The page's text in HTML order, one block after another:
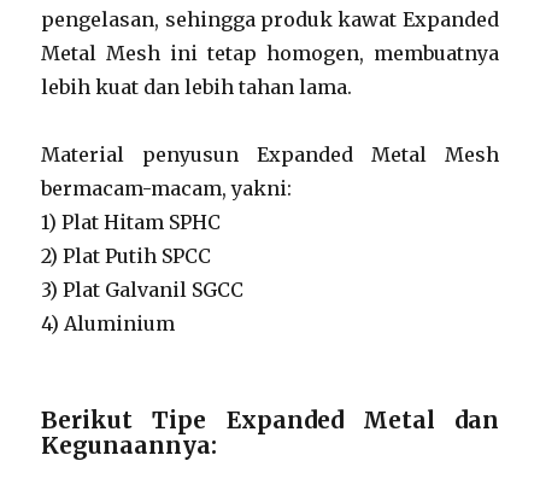
pengelasan, sehingga produk kawat Expanded
Metal Mesh ini tetap homogen, membuatnya
lebih kuat dan lebih tahan lama.
Material penyusun Expanded Metal Mesh
bermacam-macam, yakni:
1) Plat Hitam SPHC
2) Plat Putih SPCC
3) Plat Galvanil SGCC
4) Aluminium
Berikut Tipe Expanded Metal dan
Kegunaannya: